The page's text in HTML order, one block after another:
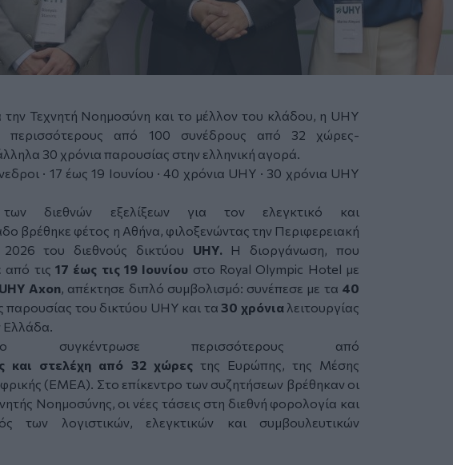
την Τεχνητή Νοημοσύνη και το μέλλον του κλάδου, η UHY
περισσότερους από 100 συνέδρους από 32 χώρες-
30 χρόνια παρουσίας στην ελληνική αγορά.
· 17 έως 19 Ιουνίου · 40 χρόνια UHY · 30 χρόνια UHY
διεθνών εξελίξεων για τον ελεγκτικό και
βρέθηκε φέτος η Αθήνα, φιλοξενώντας την Περιφερειακή
του διεθνούς δικτύου UHY.
Η διοργάνωση, που
από τις 17 έως τις 19 Ιουνίου στο Royal Olympic Hotel με
UHY Axon, απέκτησε διπλό συμβολισμό: συνέπεσε με τα 40
παρουσίας του δικτύου UHY και τα 30 χρόνια λειτουργίας
Ελλάδα.
συγκέντρωσε περισσότερους από
και στελέχη από 32 χώρες της Ευρώπης, της Μέσης
(EMEA). Στο επίκεντρο των συζητήσεων βρέθηκαν οι
Νοημοσύνης, οι νέες τάσεις στη διεθνή φορολογία και
των λογιστικών, ελεγκτικών και συμβουλευτικών